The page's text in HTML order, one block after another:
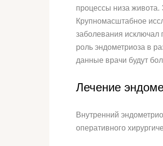
процессы низа
Крупномасштабное
заболевания исключал
роль эндометриоза в
данные врачи будут
Лечение
Внутренний
оперативного